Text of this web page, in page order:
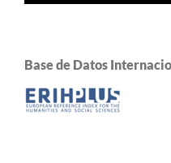
Base de Datos